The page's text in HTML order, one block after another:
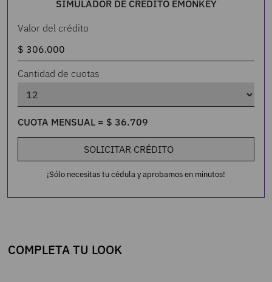
SIMULADOR DE CRÉDITO EMONKEY
Valor del crédito
Cantidad de cuotas
CUOTA MENSUAL = $ 36.709
SOLICITAR CRÉDITO
¡Sólo necesitas tu cédula y aprobamos en minutos!
COMPLETA TU LOOK